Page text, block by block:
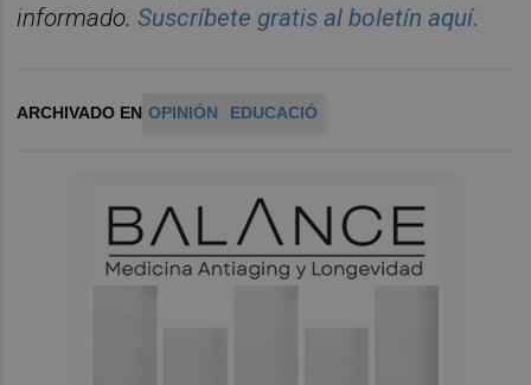
informado. Suscríbete gratis alboletín aquí.
ARCHIVADO EN OPINIÓN EDUCACIÓ